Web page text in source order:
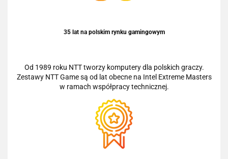
35 lat na polskim rynku gamingowym
Od 1989 roku NTT tworzy komputery dla polskich graczy.
Zestawy NTT Game są od lat obecne na Intel Extreme Masters
w ramach współpracy technicznej.